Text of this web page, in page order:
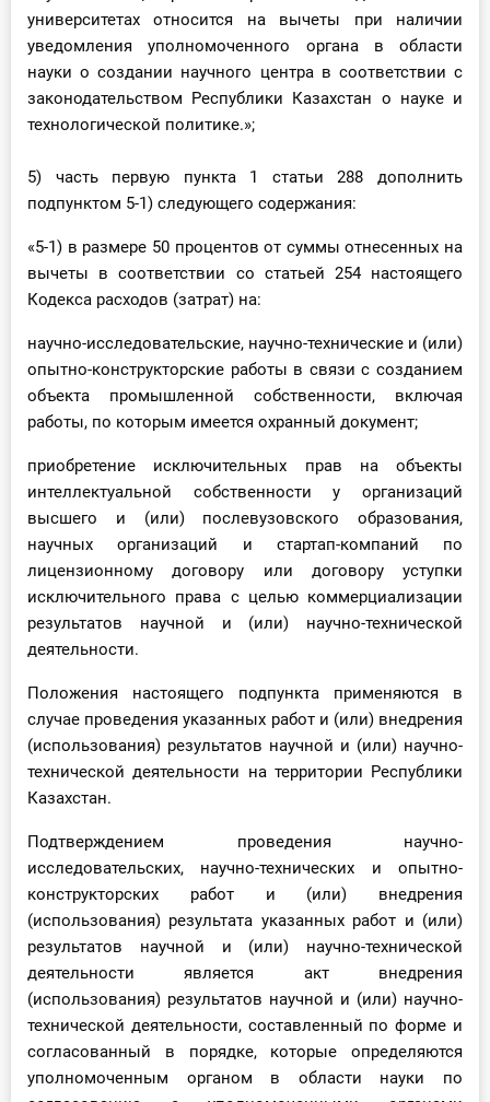
университетах относится на вычеты при наличии
уведомления уполномоченного органа в области
науки о создании научного центра в соответствии с
законодательством Республики Казахстан о науке и
технологической политике.»;
5) часть первую пункта 1 статьи 288 дополнить
подпунктом 5-1) следующего содержания:
«5-1) в размере 50 процентов от суммы отнесенных на
вычеты в соответствии со статьей 254 настоящего
Кодекса расходов (затрат) на:
научно-исследовательские, научно-технические и (или)
опытно-конструкторские работы в связи с созданием
объекта промышленной собственности, включая
работы, по которым имеется охранный документ;
приобретение исключительных прав на объекты
интеллектуальной собственности у организаций
высшего и (или) послевузовского образования,
научных организаций и стартап-компаний по
лицензионному договору или договору уступки
исключительного права с целью коммерциализации
результатов научной и (или) научно-технической
деятельности.
Положения настоящего подпункта применяются в
случае проведения указанных работ и (или) внедрения
(использования) результатов научной и (или) научно-
технической деятельности на территории Республики
Казахстан.
Подтверждением проведения научно-
исследовательских, научно-технических и опытно-
конструкторских работ и (или) внедрения
(использования) результата указанных работ и (или)
результатов научной и (или) научно-технической
деятельности является акт внедрения
(использования) результатов научной и (или) научно-
технической деятельности, составленный по форме и
согласованный в порядке, которые определяются
уполномоченным органом в области науки по